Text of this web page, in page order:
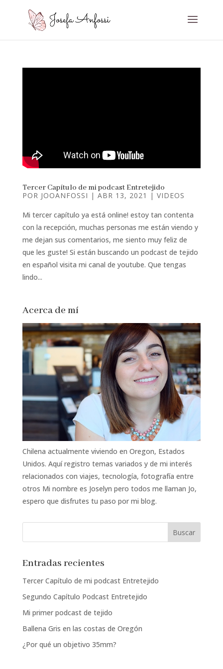
Tercer Capítulo de mi podcast Entretejido
POR JOOANFOSSI | ABR 13, 2021 | VIDEOS
Mi tercer capítulo ya está online! estoy tan contenta
con la recepción, muchas personas me están viendo y
me dejan sus comentarios, me siento muy feliz de
que les guste! Si están buscando un podcast de tejido
en español visita mi canal de youtube. Que tengas
lindo...
Acerca de mí
Chilena actualmente viviendo en Oregon, Estados
Unidos. Aquí registro temas variados y de mi interés
relacionados con viajes, tecnología, fotografía entre
otros Mi nombre es Joselyn pero todos me llaman Jo,
espero que disfrutes tu paso por mi blog.
Entradas recientes
Tercer Capítulo de mi podcast Entretejido
Segundo Capítulo Podcast Entretejido
Mi primer podcast de tejido
Ballena Gris en las costas de Oregón
¿Por qué un objetivo 35mm?